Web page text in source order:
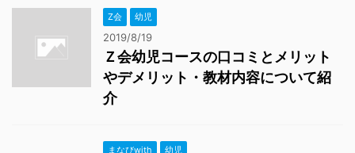
Z会 幼児
2019/8/19
Ｚ会幼児コースの口コミとメリット
やデメリット・教材内容について紹
介
まなびwith 幼児